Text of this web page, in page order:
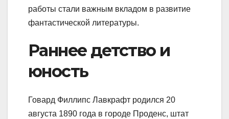
работы стали важным вкладом в развитие
фантастической литературы.
Раннее детство и
юность
Говард Филлипс Лавкрафт родился 20
августа 1890 года в городе Проденс, штат